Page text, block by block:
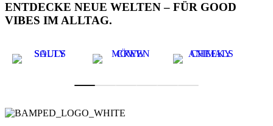
ENTDECKE NEUE WELTEN – FÜR GOOD
VIBES IM ALLTAG.